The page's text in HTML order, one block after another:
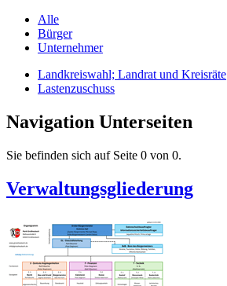
Alle
Bürger
Unternehmer
Landkreiswahl; Landrat und Kreisräte
Lastenzuschuss
Navigation Unterseiten
Sie befinden sich auf Seite 0 von 0.
Verwaltungsgliederung